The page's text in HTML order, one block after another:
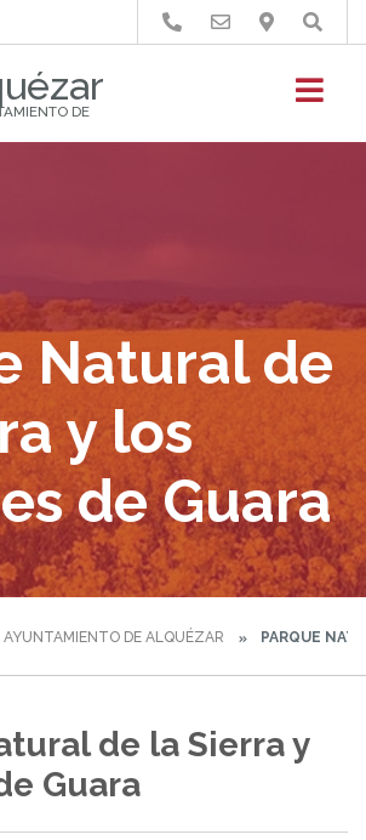
DE
Buscar
Natural de
y los
de Guara
AYUNTAMIENTO DE ALQUÉZAR PARQUE
de la Sierra y
Guara